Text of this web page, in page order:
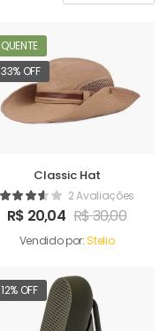
QUENTE
33% OFF
Classic Hat
2 Avaliações
R$ 20,04 R$30,00
Vendido por:Stelio
12% OFF